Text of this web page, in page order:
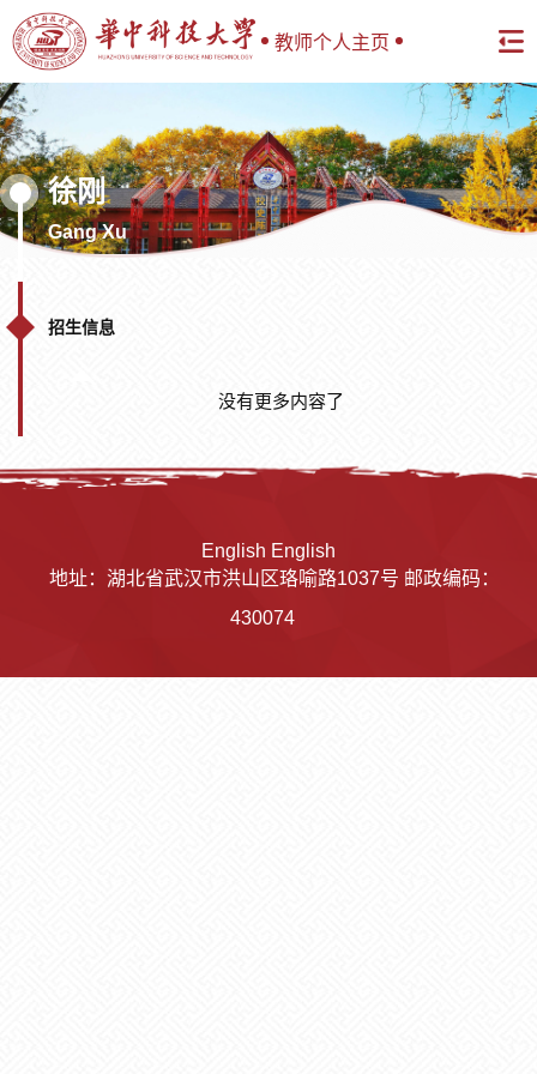
教师个人主页
徐刚
Gang Xu
招生信息
没有更多内容了
English English
地址：湖北省武汉市洪山区珞喻路1037号 邮政编码：
430074